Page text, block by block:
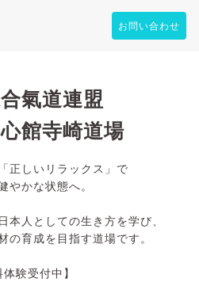
お問い合わせ
氣道連盟
館寺崎道場
正しいリラックス」で
やかな状態へ。
本人としての生き方を学び、
の育成を目指す道場です。
体験受付中】